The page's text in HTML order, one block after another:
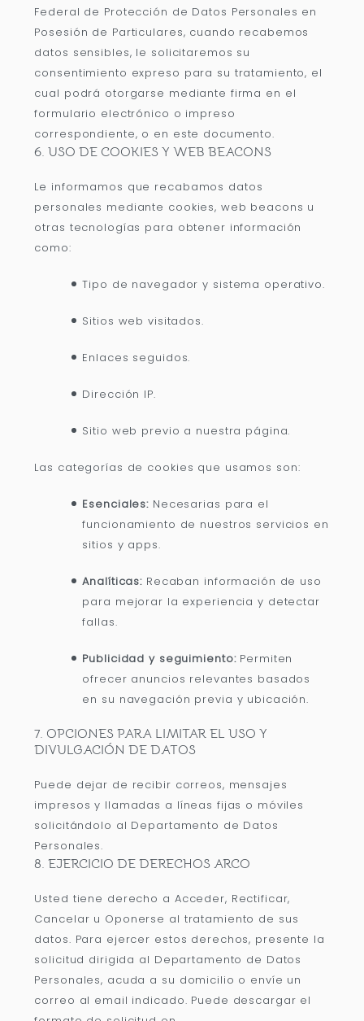
Federal de Protección de Datos Personales en
Posesión de Particulares, cuando recabemos
datos sensibles, le solicitaremos su
consentimiento expreso para su tratamiento, el
cual podrá otorgarse mediante firma en el
formulario electrónico o impreso
correspondiente, o en este documento.
6. USO DE COOKIES Y WEB BEACONS
Le informamos que recabamos datos
personales mediante cookies, web beacons u
otras tecnologías para obtener información
como:
Tipo de navegador y sistema operativo.
Sitios web visitados.
Enlaces seguidos.
Dirección IP.
Sitio web previo a nuestra página.
Las categorías de cookies que usamos son:
Esenciales: Necesarias para el
funcionamiento de nuestros servicios en
sitios y apps.
Analíticas: Recaban información de uso
para mejorar la experiencia y detectar
fallas.
Publicidad y seguimiento:Permiten
ofrecer anuncios relevantes basados
en su navegación previa y ubicación.
7. OPCIONES PARA LIMITAR EL USO Y
DIVULGACIÓN DE DATOS
Puede dejar de recibir correos, mensajes
impresos y llamadas a líneas fijas o móviles
solicitándolo al Departamento de Datos
Personales.
8. EJERCICIO DE DERECHOS ARCO
Usted tiene derecho a Acceder, Rectificar,
Cancelar u Oponerse al tratamiento de sus
datos. Para ejercer estos derechos, presente la
solicitud dirigida al Departamento de Datos
Personales, acuda a su domicilio o envíe un
correo al email indicado. Puede descargar el